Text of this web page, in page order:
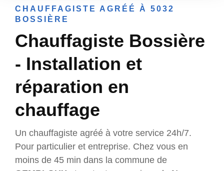
CHAUFFAGISTE AGRÉÉ À 5032
BOSSIÈRE
Chauffagiste Bossière
- Installation et
réparation en
chauffage
Un chauffagiste agréé à votre service 24h/7.
Pour particulier et entreprise. Chez vous en
moins de 45 min dans la commune de